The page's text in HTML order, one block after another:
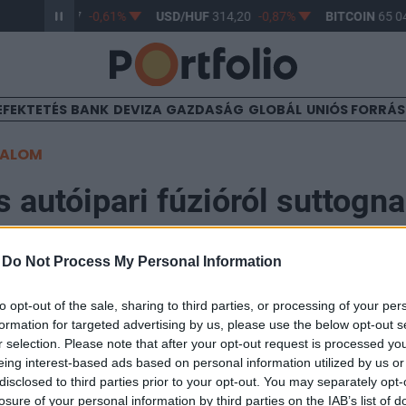
Do Not Process My Personal Information
opt-out of the sale, sharing to third parties, or processing of your
for targeted advertising by us, please use the below opt-out
selection. Please note that after your opt-out request is processed
interest-based ads based on personal information utilized by us
to third parties prior to your opt-out. You may separately
of your personal information by third parties on the IAB’s list of
363,17 -0,61% USD/HUF 314,20 -0,87% BITCOIN65
BANK DEVIZA GAZDASÁG GLOBÁL UNIÓS
autóipari fúzióról
Carlos Tavares csütörtökön határozottan
fúzióról szóló híreszteléseket. A francia-olasz
tett látogatása során Tavares "puszta
a pletykákat.